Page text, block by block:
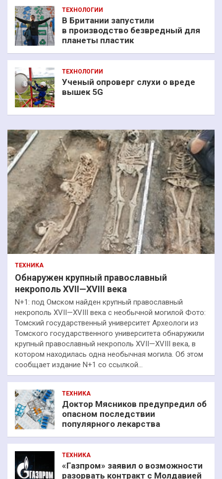
ТЕХНОЛОГИИ
В Британии запустили
в производство безвредный для
планеты пластик
ТЕХНОЛОГИИ
Ученый опроверг слухи о вреде
вышек 5G
ТЕХНИКА
Обнаружен крупный православный
некрополь XVII—XVIII века
N+1: под Омском найден крупный православный
некрополь XVII—XVIII века с необычной могилой Фото:
Томский государственный университет Археологи из
Томского государственного университета обнаружили
крупный православный некрополь XVII—XVIII века, в
котором находилась одна необычная могила. Об этом
сообщает издание N+1 со ссылкой…
ТЕХНИКА
Доктор Мясников предупредил об
опасном последствии
популярного лекарства
ТЕХНИКА
«Газпром» заявил о возможности
разорвать контракт с Молдавией